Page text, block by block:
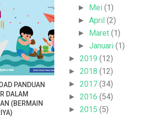
PANDUAN
DALAM
(BERMAIN
► Mei(1)
►April(2)
► Maret(1)
►Januari(1)
► 2019 (12)
► 2018 (12)
► 2017 (34)
► 2016 (54)
► 2015 (5)